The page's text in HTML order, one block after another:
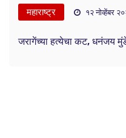
महाराष्ट्र १२ नोव्हेंबर
जरागेंच्या हत्येचा कट, धनंजय